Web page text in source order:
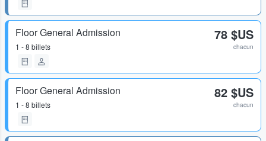
Floor General Admission
1 - 8 billets
78 $US
chacun
Floor General Admission
1 - 8 billets
82 $US
chacun